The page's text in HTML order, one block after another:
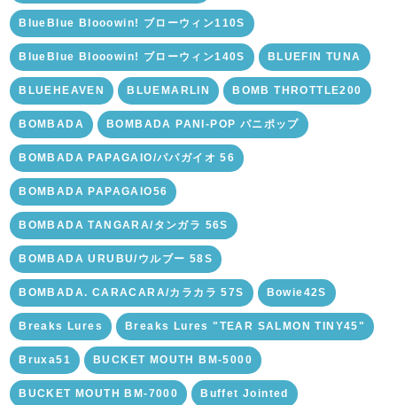
BlueBlue Blooowin! ブローウィン110S
BlueBlue Blooowin! ブローウィン140S BLUEFIN TUNA
BLUEHEAVEN BLUEMARLIN BOMB THROTTLE200
BOMBADA BOMBADA PANI-POP パニポップ
BOMBADA PAPAGAIO/パパガイオ 56
BOMBADA PAPAGAIO56
BOMBADA TANGARA/タンガラ 56S
BOMBADA URUBU/ウルブー 58S
BOMBADA. CARACARA/カラカラ 57S Bowie42S
Breaks Lures Breaks Lures "TEAR SALMON TINY45"
Bruxa51 BUCKET MOUTH BM-5000
BUCKET MOUTH BM-7000 Buffet Jointed